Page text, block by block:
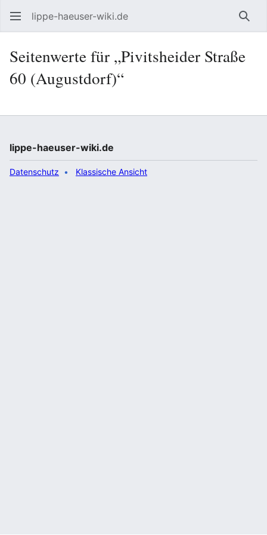
lippe-haeuser-wiki.de
Seitenwerte für „Pivitsheider Straße
60 (Augustdorf)“
lippe-haeuser-wiki.de
Datenschutz Klassische Ansicht